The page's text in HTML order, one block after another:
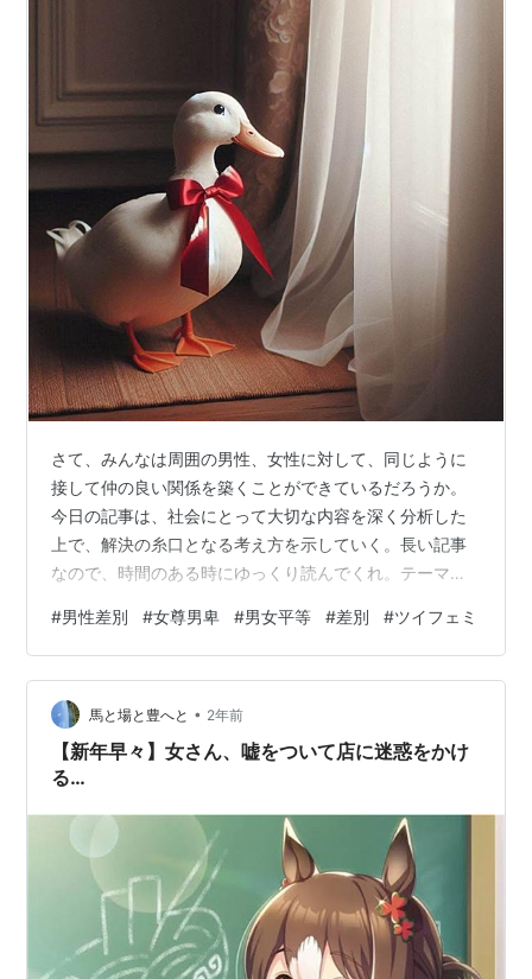
さて、みんなは周囲の男性、女性に対して、同じように
接して仲の良い関係を築くことができているだろうか。
今日の記事は、社会にとって大切な内容を深く分析した
上で、解決の糸口となる考え方を示していく。長い記事
なので、時間のある時にゆっくり読んでくれ。テーマ
ことが起こっているが、特に男女の問題に関すること
は、社会に対しても、個人レベルの生活に対しても、影
響が大きい。だからこそ落ち着いた気持ちを持ち、冷静
な価値観と事実を知っていることが必要とされる。 男女
の問題、差別、フェミニズムの問題などを考えていく
際、最も根幹となるのは『憲法第１４条』である。…
#男性差別 #女尊男卑 #男女平等 #差別 #ツイフェミ
馬と場と豊へと • 2年前
【新年早々】女さん、嘘をついて店に迷惑をかけ
る…